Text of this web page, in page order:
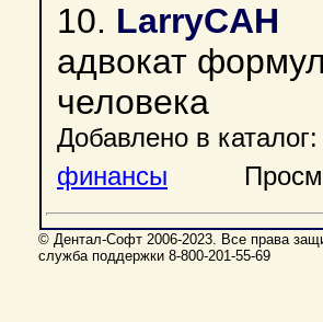
10. LarryCAH
адвокат
человека
Добавлено в
финансы
© Дентал-Софт 2006-2023. Все права
служба поддержки 8-800-201-55-69